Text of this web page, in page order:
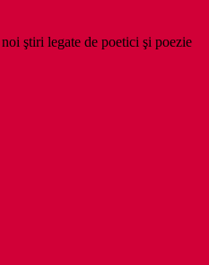
ştiri legate de poetici şi poezie